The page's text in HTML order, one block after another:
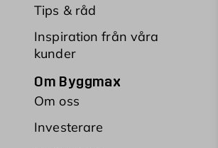
Tips & råd
Inspiration från våra
kunder
Om Byggmax
Om oss
Investerare